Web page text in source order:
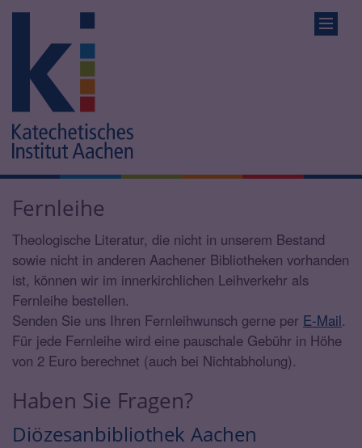
Fernleihe
Theologische Literatur, die nicht in unserem Bestand
sowie nicht in anderen Aachener Bibliotheken vorhanden
ist, können wir im innerkirchlichen Leihverkehr als
Fernleihe bestellen.
Senden Sie uns Ihren Fernleihwunsch gerne per E-Mail.
Für jede Fernleihe wird eine pauschale Gebühr in Höhe
von 2 Euro berechnet (auch bei Nichtabholung).
Haben Sie Fragen?
Diözesanbibliothek Aachen